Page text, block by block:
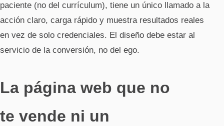
paciente (no del currículum), tiene un único llamado a la
acción claro, carga rápido y muestra resultados reales
en vez de solo credenciales. El diseño debe estar al
servicio de la conversión, no del ego.
La página web que no
te vende ni un